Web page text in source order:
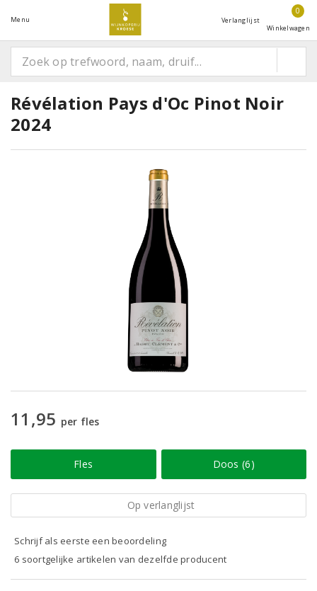
Menu Verlanglijst
0
Winkelwagen
Révélation Pays d'Oc Pinot Noir
2024
11,95 per fles
Fles Doos (6)
Op verlanglijst
Schrijf als eerste een beoordeling
6 soortgelijke artikelen van dezelfde producent